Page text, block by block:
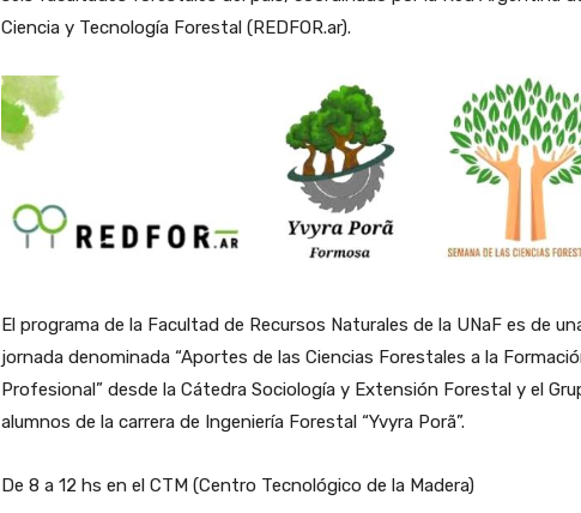
Ciencia y Tecnología Forestal (REDFOR.ar).
El programa de la Facultad de Recursos Naturales de la UNaF es de
jornada denominada “Aportes de las Ciencias Forestales a la
Profesional” desde la Cátedra Sociología y Extensión Forestal y el
alumnos de la carrera de Ingeniería Forestal “Yvyra Porã”.
De 8 a 12 hs en el CTM (Centro Tecnológico de la Madera)